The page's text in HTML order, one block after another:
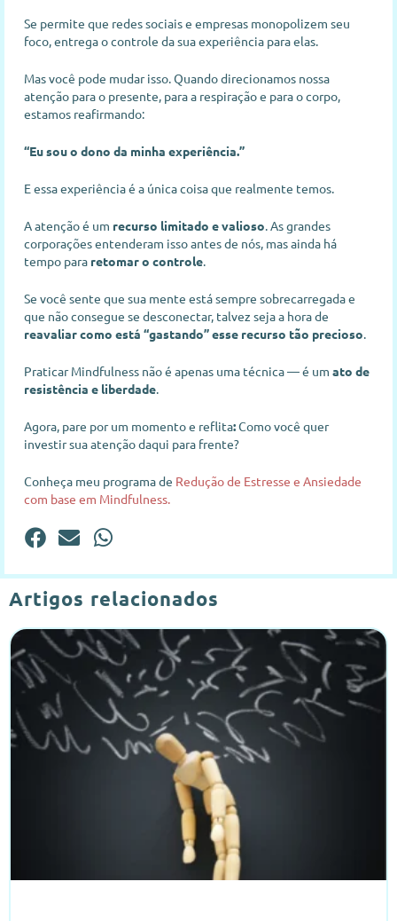
Se permite que redes sociais e empresas monopolizem seu
foco, entrega o controle da sua experiência para elas.
Mas você pode mudar isso. Quando direcionamos nossa
atenção para o presente, para a respiração e para o corpo,
estamos reafirmando:
“Eu sou o dono da minha experiência.”
E essa experiência é a única coisa que realmente temos.
A atenção é um recurso limitado e valioso. As grandes
corporações entenderam isso antes de nós, mas ainda há
tempo para retomar o controle.
Se você sente que sua mente está sempre sobrecarregada e
que não consegue se desconectar, talvez seja a hora de
reavaliar como está “gastando” esse recurso tão precioso.
Praticar Mindfulness não é apenas uma técnica — é um ato de
resistência e liberdade.
Agora, pare por um momento e reflita:Como você quer
investir sua atenção daqui para frente?
Conheça meu programa de Redução de Estresse e Ansiedade
com base em Mindfulness.
Artigos relacionados